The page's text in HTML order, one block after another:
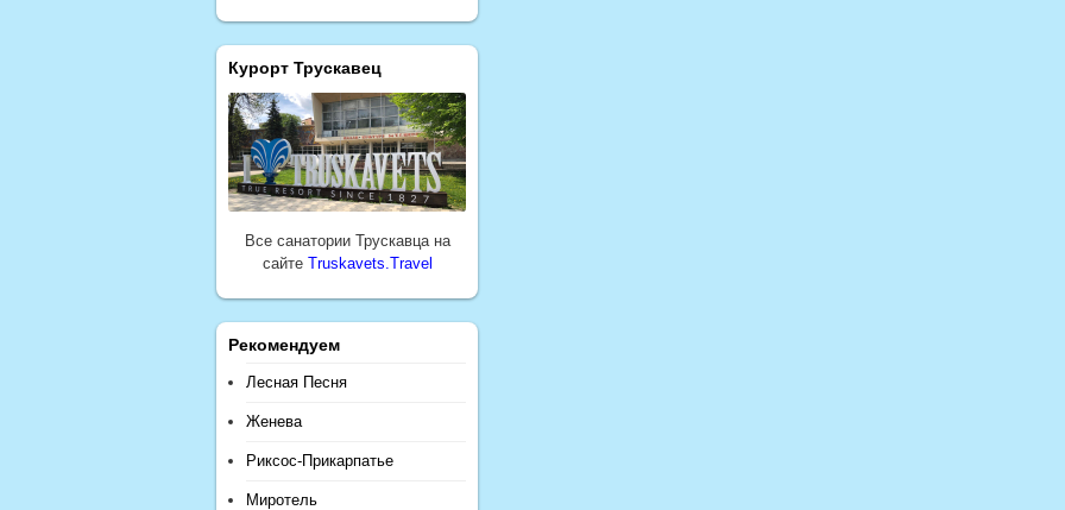
Курорт Трускавец
Все санатории Трускавца на
сайте Truskavets.Travel
Рекомендуем
Лесная Песня
Женева
Риксос-Прикарпатье
Миротель